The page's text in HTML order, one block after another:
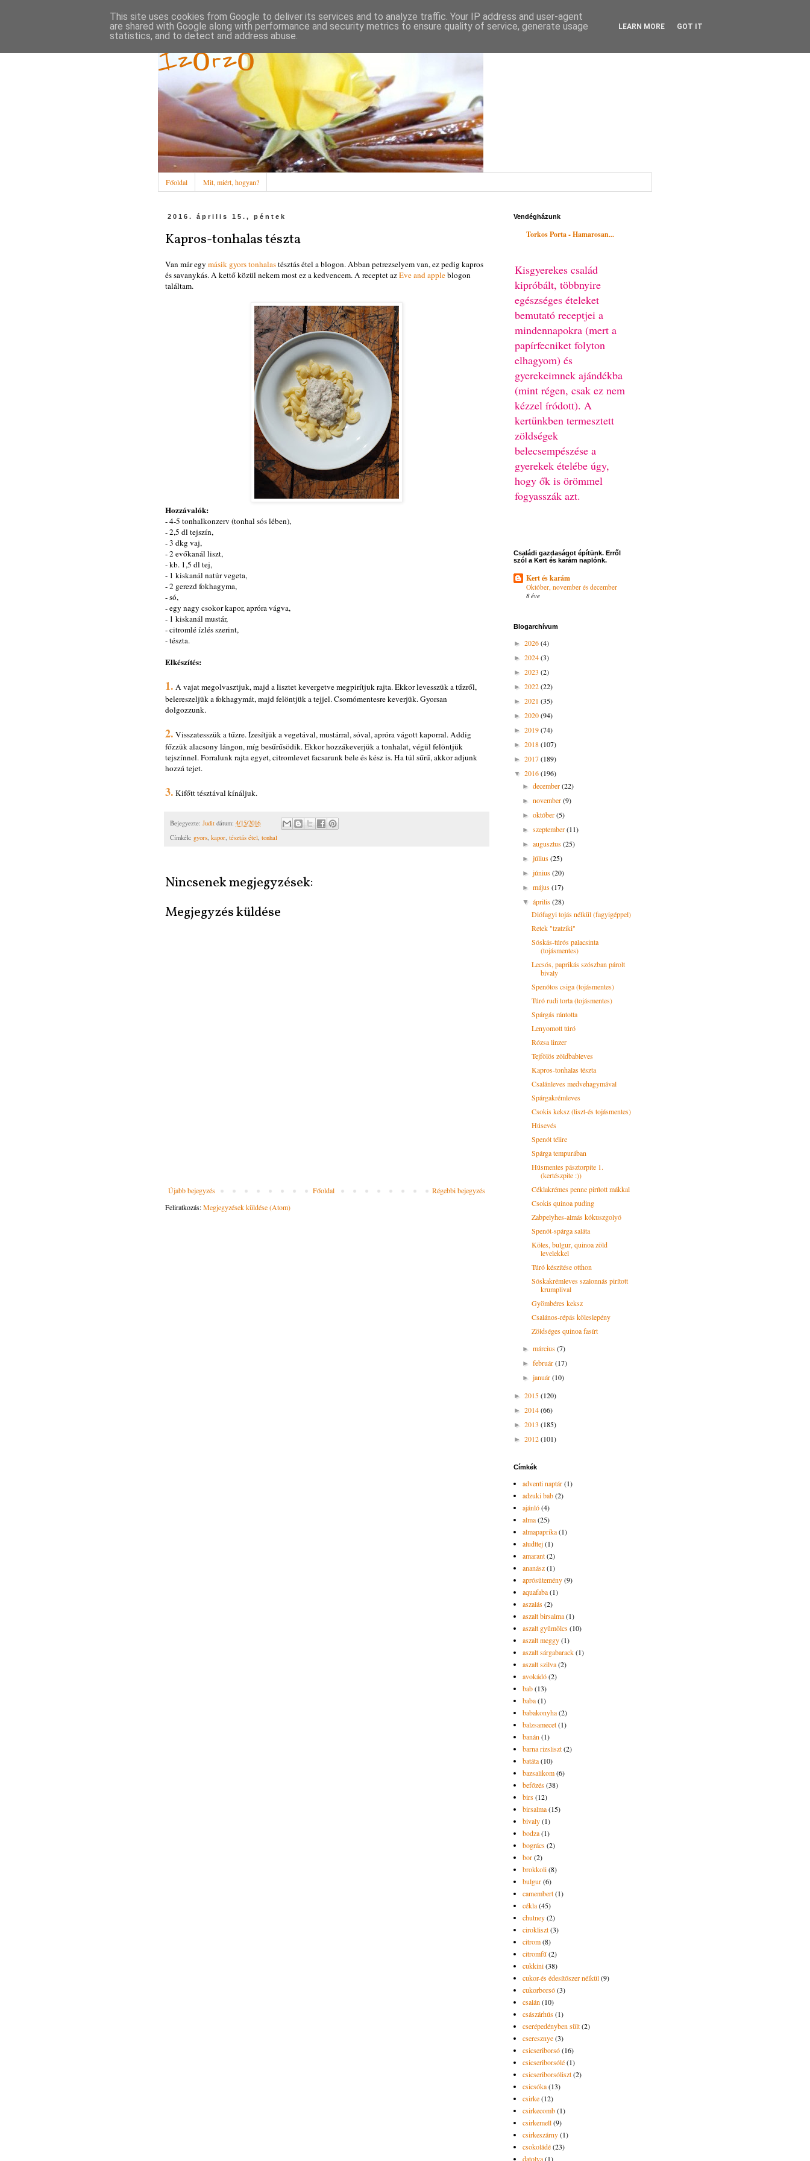
Ízőrző
Főoldal Mit, miért, hogyan?
2016. április 15., péntek
Kapros-tonhalas tészta
Van már egy másik gyors tonhalastésztás étel a blogon. Abban petrezselyem van, ez pedig kapros
és savanykás. A kettő közül nekem most ez a kedvencem. A receptet azEve and appleblogon
találtam.
Hozzávalók:
- 4-5 tonhalkonzerv (tonhal sós lében),
- 2,5 dl tejszín,
- 3 dkg vaj,
- 2 evőkanál liszt,
- kb. 1,5 dl tej,
- 1 kiskanál natúr vegeta,
- 2 gerezd fokhagyma,
- só,
- egy nagy csokor kapor, apróra vágva,
- 1 kiskanál mustár,
- citromlé ízlés szerint,
- tészta.
Elkészítés:
1. A vajat megolvasztjuk, majd a lisztet kevergetve megpirítjuk rajta. Ekkor levesszük a tűzről,
belereszeljük a fokhagymát, majd felöntjük a tejjel. Csomómentesre keverjük. Gyorsan
dolgozzunk.
2. Visszatesszük a tűzre. Ízesítjük a vegetával, mustárral, sóval, apróra vágott kaporral. Addig
főzzük alacsony lángon, míg besűrűsödik. Ekkor hozzákeverjük a tonhalat, végül felöntjük
tejszínnel. Forralunk rajta egyet, citromlevet facsarunk bele és kész is. Ha túl sűrű, akkor adjunk
hozzá tejet.
3. Kifőtt tésztával kínáljuk.
Bejegyezte: Judit dátum: 4/15/2016
Címkék: gyors, kapor, tésztás étel, tonhal
Nincsenek megjegyzések:
Megjegyzés küldése
Újabb bejegyzés Régebbi bejegyzés
Főoldal
Feliratkozás:Megjegyzések küldése (Atom)
Vendégházunk
Torkos Porta - Hamarosan...
Kisgyerekes család
kipróbált, többnyire
egészséges ételeket
bemutató receptjei a
mindennapokra (mert a
papírfecniket folyton
elhagyom) és
gyerekeimnek ajándékba
(mint régen, csak ez nem
kézzel íródott). A
kertünkben termesztett
zöldségek
belecsempészése a
gyerekek ételébe úgy,
hogy ők is örömmel
fogyasszák azt.
Családi gazdaságot építünk. Erről
szól a Kert és karám naplónk.
Kert és karám
Október, november és december
8 éve
Blogarchívum
► 2026(4)
► 2024(3)
► 2023 (2)
► 2022(22)
► 2021 (35)
► 2020(94)
► 2019(74)
► 2018(107)
► 2017(189)
▼ 2016(196)
►december(22)
►november(9)
►október(5)
►szeptember(11)
►augusztus(25)
►július(25)
►június(20)
►május(17)
▼április(28)
Diófagyi tojás nélkül (fagyigéppel)
Retek "tzatziki"
Sóskás-túrós palacsinta
(tojásmentes)
Lecsós, paprikás szószban párolt
bivaly
Spenótos csiga (tojásmentes)
Túró rudi torta (tojásmentes)
Spárgás rántotta
Lenyomott túró
Rózsa linzer
Tejfölös zöldbableves
Kapros-tonhalas tészta
Csalánleves medvehagymával
Spárgakrémleves
Csokis keksz (liszt-és tojásmentes)
Húsevés
Spenót télire
Spárga tempurában
Húsmentes pásztorpite 1.
(kertészpite :))
Céklakrémes penne pirított mákkal
Csokis quinoa puding
Zabpelyhes-almás kókuszgolyó
Spenót-spárga saláta
Köles, bulgur, quinoa zöld
levelekkel
Túró készítése otthon
Sóskakrémleves szalonnás pirított
krumplival
Gyömbéres keksz
Csalános-répás köleslepény
Zöldséges quinoa fasírt
►március(7)
►február(17)
►január(10)
► 2015(120)
► 2014(66)
► 2013 (185)
► 2012(101)
Címkék
adventi naptár(1)
adzuki bab(2)
ajánló(4)
alma(25)
almapaprika(1)
aludttej(1)
amarant(2)
ananász(1)
aprósütemény(9)
aquafaba(1)
aszalás(2)
aszalt birsalma(1)
aszalt gyümölcs(10)
aszalt meggy(1)
aszalt sárgabarack(1)
aszalt szilva(2)
avokádó(2)
bab(13)
baba(1)
babakonyha(2)
balzsamecet(1)
banán(1)
barna rizsliszt(2)
batáta(10)
bazsalikom(6)
befőzés(38)
birs(12)
birsalma(15)
bivaly(1)
bodza(1)
bogrács(2)
bor(2)
brokkoli(8)
bulgur(6)
camembert(1)
cékla(45)
chutney(2)
cirokliszt(3)
citrom(8)
citromfű(2)
cukkini(38)
cukor-és édesítőszer nélkül(9)
cukorborsó(3)
csalán(10)
császárhús(1)
cserépedényben sült(2)
cseresznye(3)
csicseriborsó(16)
csicseriborsólé(1)
csicseriborsóliszt(2)
csicsóka(13)
csirke(12)
csirkecomb(1)
csirkemell(9)
csirkeszárny(1)
csokoládé(23)
datolya(1)
This site uses cookies from Google to deliver its services and to analyze traffic. Your IP address and user-agent
are shared with Google along with performance and security metrics to ensure quality of service, generate usage
statistics, and to detect and address abuse.
LEARN MORE GOT IT